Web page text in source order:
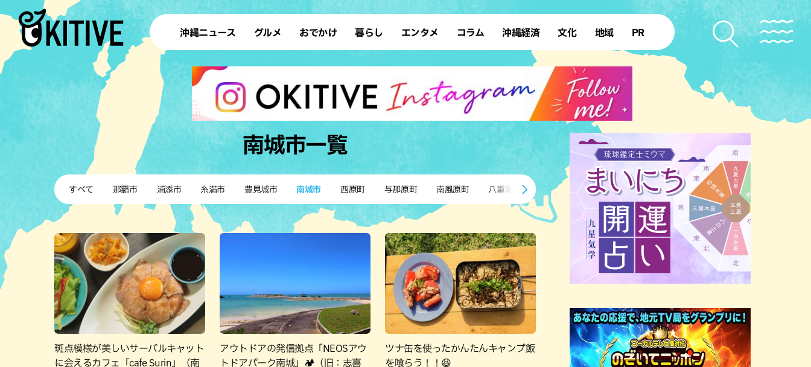
沖縄ニュース グルメ
ラーメン 沖縄そば
テイクアウト カフェ
すし・魚料理 和食・日本料理
沖縄料理 アジア・エスニック
ステーキ・焼肉 焼鳥・串料理
その他の肉料理 居酒屋・バー
スイーツ
カレー
ハンバーガー タコス・タコライス
おでかけ
デート ドライブ
散歩 ソロ活
サウナ 公園
暮らし
レシピ SDGs
ファッション ローカルニュース
沖縄移住 沖縄旧暦行事
エンタメ
スポーツ 占い
タレント・芸人 テレビ
コラム 沖縄経済 文化
復帰50年
地域
本島北部
本島南部 先島諸島
北部離島
PR
南城市一覧
すべて 那覇市 浦添市 糸満市 豊見城市 南城市 西原町 与那原町 南風原町 八重瀬町
斑点模様が美しいサーバルキャット
に会えるカフェ「cafe Surin」（南
アウトドアの発信拠点「NEOSアウ
トドアパーク南城」🏕（旧：志喜
ツナ缶を使ったかんたんキャンプ飯
を喰らう！！😆